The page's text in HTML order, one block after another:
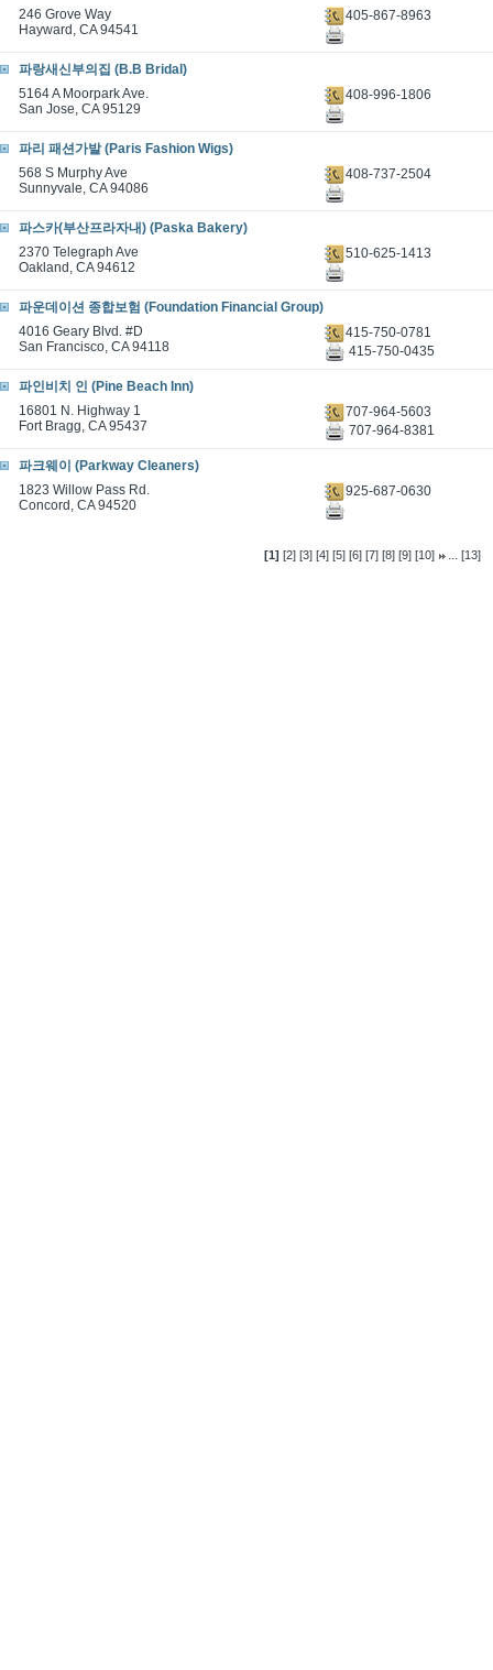
246 Grove Way
Hayward, CA 94541
405-867-8963
파랑새신부의집 (B.B Bridal)
5164 A Moorpark Ave.
San Jose, CA 95129
408-996-1806
파리 패션가발 (Paris Fashion Wigs)
568 S Murphy Ave
Sunnyvale, CA 94086
408-737-2504
파스카(부산프라자내) (Paska Bakery)
2370 Telegraph Ave
Oakland, CA 94612
510-625-1413
파운데이션 종합보험 (Foundation Financial Group)
4016 Geary Blvd. #D
San Francisco, CA 94118
415-750-0781
415-750-0435
파인비치 인 (Pine Beach Inn)
16801 N. Highway 1
Fort Bragg, CA 95437
707-964-5603
707-964-8381
파크웨이 (Parkway Cleaners)
1823 Willow Pass Rd.
Concord, CA 94520
925-687-0630
[1] [2] [3] [4] [5] [6] [7] [8] [9] [10] ...[13]